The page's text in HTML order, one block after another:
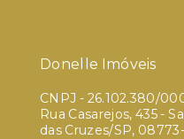
Donelle Imóveis
CNPJ - 26.102.380/
Rua Casarejos, 435 -
das Cruzes/SP,